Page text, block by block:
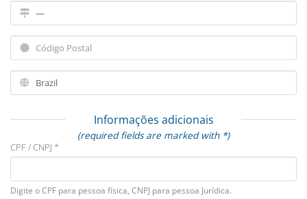
Informações adicionais
(required fields are marked with *)
CPF / CNPJ *
Digite o CPF para pessoa física, CNPJ para pessoa Jurídica.